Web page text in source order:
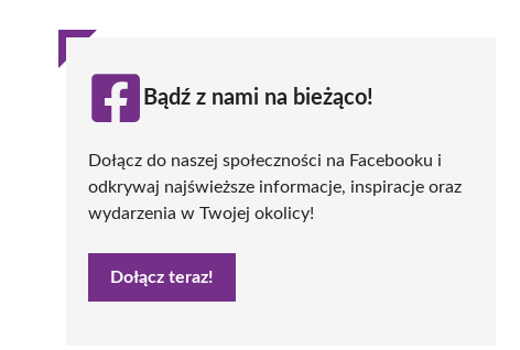
Bądź z nami na bieżąco!
Dołącz do naszej społeczności na Facebooku i
odkrywaj najświeższe informacje, inspiracje oraz
wydarzenia w Twojej okolicy!
Dołącz teraz!